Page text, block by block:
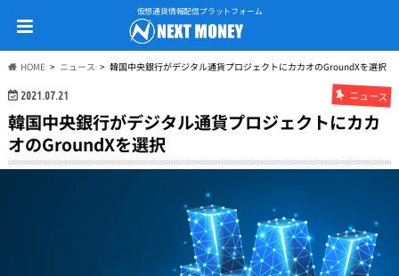
仮想通貨情報配信プラットフォーム
HOME ニュース 韓国中央銀行がデジタル通貨プロジェクトにカカオのGroundXを選択
2021.07.21 ニュース
韓国中央銀行がデジタル通貨プロジェクトにカカ
オのGroundXを選択